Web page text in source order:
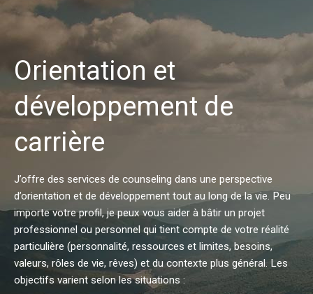
Orientation et
développement de
carrière
J’offre des services de counseling dans une perspective
d’orientation et de développement tout au long de la vie. Peu
importe votre profil, je peux vous aider à bâtir un projet
professionnel ou personnel qui tient compte de votre réalité
particulière (personnalité, ressources et limites, besoins,
valeurs, rôles de vie, rêves) et du contexte plus général. Les
objectifs varient selon les situations :